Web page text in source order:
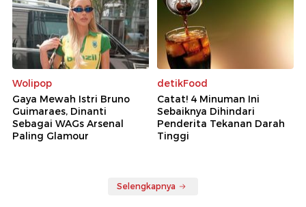
Wolipop
Gaya Mewah Istri Bruno
Guimaraes, Dinanti
Sebagai WAGs Arsenal
Paling Glamour
detikFood
Catat! 4 Minuman Ini
Sebaiknya Dihindari
Penderita Tekanan Darah
Tinggi
Selengkapnya